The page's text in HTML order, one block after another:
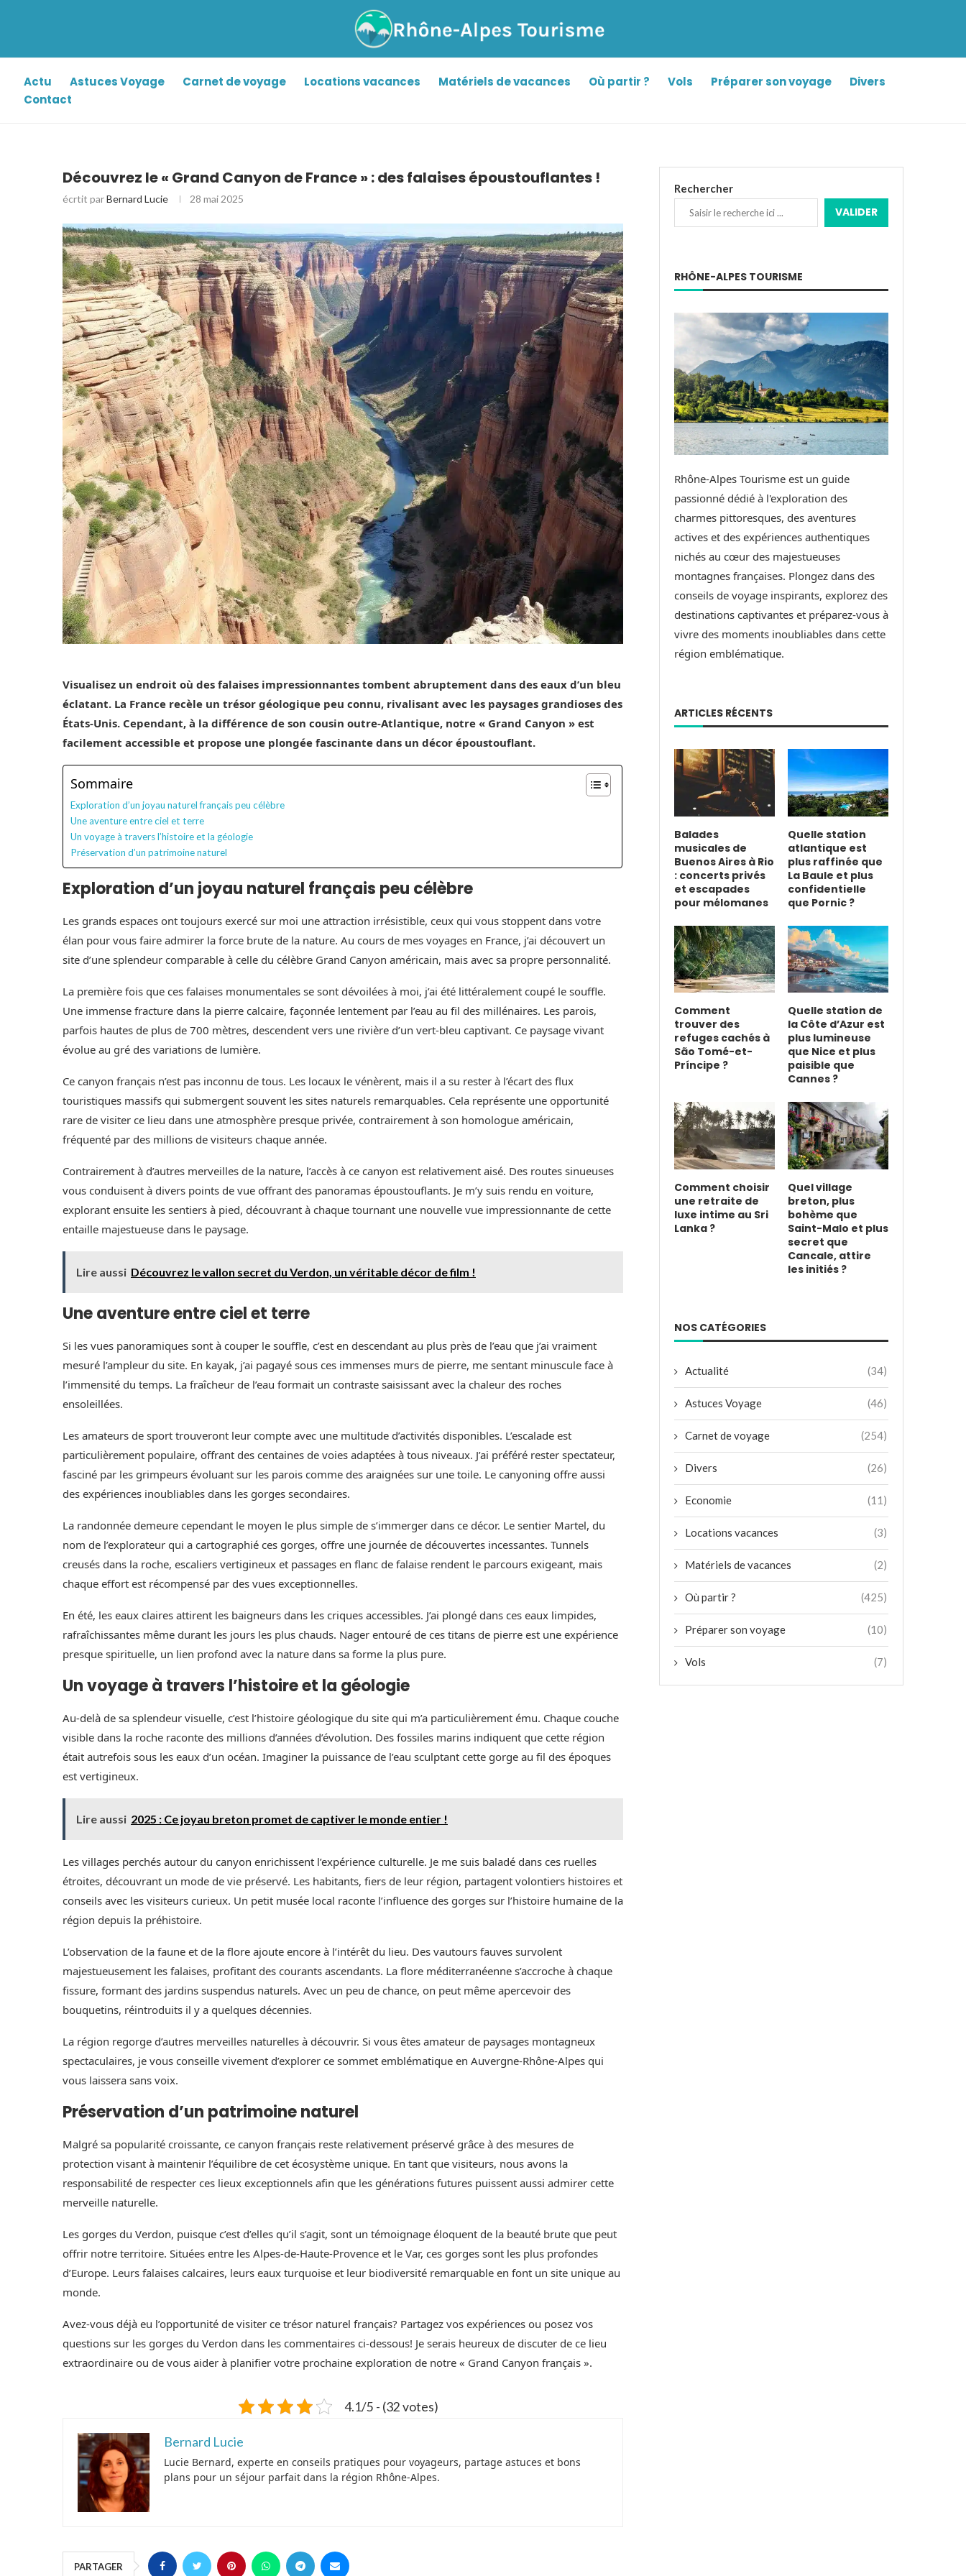
Actu Astuces Voyage Carnet de voyage Locations vacances Matériels de vacances Où partir ? Vols Préparer son voyage
Divers
Contact
Découvrez le « Grand Canyon de France » : des falaises époustouflantes !
écrtit parBernard Lucie 28 mai 2025
Visualisez un endroit où des falaises impressionnantes tombent abruptement dans des eaux d’un bleu
éclatant. La France recèle un trésor géologique peu connu, rivalisant avec les paysages grandioses des
États-Unis. Cependant, à la différence de son cousin outre-Atlantique, notre « Grand Canyon » est
facilement accessible et propose une plongée fascinante dans un décor époustouflant.
Sommaire
Exploration d’un joyau naturel français peu célèbre
Une aventure entre ciel et terre
Un voyage à travers l’histoire et la géologie
Préservation d’un patrimoine naturel
Exploration d’un joyau naturel français peu célèbre
Les grands espaces ont toujours exercé sur moi une attraction irrésistible, ceux qui vous stoppent dans votre
élan pour vous faire admirer la force brute de la nature. Au cours de mes voyages en France, j’ai découvert un
site d’une splendeur comparable à celle du célèbre Grand Canyon américain, mais avec sa propre personnalité.
La première fois que ces falaises monumentales se sont dévoilées à moi, j’ai été littéralement coupé le souffle.
Une immense fracture dans la pierre calcaire, façonnée lentement par l’eau au fil des millénaires. Les parois,
parfois hautes de plus de 700 mètres, descendent vers une rivière d’un vert-bleu captivant. Ce paysage vivant
évolue au gré des variations de lumière.
Ce canyon français n’est pas inconnu de tous. Les locaux le vénèrent, mais il a su rester à l’écart des flux
touristiques massifs qui submergent souvent les sites naturels remarquables. Cela représente une opportunité
rare de visiter ce lieu dans une atmosphère presque privée, contrairement à son homologue américain,
fréquenté par des millions de visiteurs chaque année.
Contrairement à d’autres merveilles de la nature, l’accès à ce canyon est relativement aisé. Des routes sinueuses
vous conduisent à divers points de vue offrant des panoramas époustouflants. Je m’y suis rendu en voiture,
explorant ensuite les sentiers à pied, découvrant à chaque tournant une nouvelle vue impressionnante de cette
entaille majestueuse dans le paysage.
Lire aussi Découvrez le vallon secret du Verdon, un véritable décor de film !
Une aventure entre ciel et terre
Si les vues panoramiques sont à couper le souffle, c’est en descendant au plus près de l’eau que j’ai vraiment
mesuré l’ampleur du site. En kayak, j’ai pagayé sous ces immenses murs de pierre, me sentant minuscule face à
l’immensité du temps. La fraîcheur de l’eau formait un contraste saisissant avec la chaleur des roches
ensoleillées.
Les amateurs de sport trouveront leur compte avec une multitude d’activités disponibles. L’escalade est
particulièrement populaire, offrant des centaines de voies adaptées à tous niveaux. J’ai préféré rester spectateur,
fasciné par les grimpeurs évoluant sur les parois comme des araignées sur une toile. Le canyoning offre aussi
des expériences inoubliables dans les gorges secondaires.
La randonnée demeure cependant le moyen le plus simple de s’immerger dans ce décor. Le sentier Martel, du
nom de l’explorateur qui a cartographié ces gorges, offre une journée de découvertes incessantes. Tunnels
creusés dans la roche, escaliers vertigineux et passages en flanc de falaise rendent le parcours exigeant, mais
chaque effort est récompensé par des vues exceptionnelles.
En été, les eaux claires attirent les baigneurs dans les criques accessibles. J’ai plongé dans ces eaux limpides,
rafraîchissantes même durant les jours les plus chauds. Nager entouré de ces titans de pierre est une expérience
presque spirituelle, un lien profond avec la nature dans sa forme la plus pure.
Un voyage à travers l’histoire et la géologie
Au-delà de sa splendeur visuelle, c’est l’histoire géologique du site qui m’a particulièrement ému. Chaque couche
visible dans la roche raconte des millions d’années d’évolution. Des fossiles marins indiquent que cette région
était autrefois sous les eaux d’un océan. Imaginer la puissance de l’eau sculptant cette gorge au fil des époques
est vertigineux.
Lire aussi 2025 : Ce joyau breton promet de captiver le monde entier !
Les villages perchés autour du canyon enrichissent l’expérience culturelle. Je me suis baladé dans ces ruelles
étroites, découvrant un mode de vie préservé. Les habitants, fiers de leur région, partagent volontiers histoires et
conseils avec les visiteurs curieux. Un petit musée local raconte l’influence des gorges sur l’histoire humaine de la
région depuis la préhistoire.
L’observation de la faune et de la flore ajoute encore à l’intérêt du lieu. Des vautours fauves survolent
majestueusement les falaises, profitant des courants ascendants. La flore méditerranéenne s’accroche à chaque
fissure, formant des jardins suspendus naturels. Avec un peu de chance, on peut même apercevoir des
bouquetins, réintroduits il y a quelques décennies.
La région regorge d’autres merveilles naturelles à découvrir. Si vous êtes amateur de paysages montagneux
spectaculaires, je vous conseille vivement d’explorer ce sommet emblématique en Auvergne-Rhône-Alpes qui
vous laissera sans voix.
Préservation d’un patrimoine naturel
Malgré sa popularité croissante, ce canyon français reste relativement préservé grâce à des mesures de
protection visant à maintenir l’équilibre de cet écosystème unique. En tant que visiteurs, nous avons la
responsabilité de respecter ces lieux exceptionnels afin que les générations futures puissent aussi admirer cette
merveille naturelle.
Les gorges du Verdon, puisque c’est d’elles qu’il s’agit, sont un témoignage éloquent de la beauté brute que peut
offrir notre territoire. Situées entre les Alpes-de-Haute-Provence et le Var, ces gorges sont les plus profondes
d’Europe. Leurs falaises calcaires, leurs eaux turquoise et leur biodiversité remarquable en font un site unique au
monde.
Avez-vous déjà eu l’opportunité de visiter ce trésor naturel français? Partagez vos expériences ou posez vos
questions sur les gorges du Verdon dans les commentaires ci-dessous! Je serais heureux de discuter de ce lieu
extraordinaire ou de vous aider à planifier votre prochaine exploration de notre « Grand Canyon français ».
4.1/5 - (32 votes)
Bernard Lucie
Lucie Bernard, experte en conseils pratiques pour voyageurs, partage astuces et bons
plans pour un séjour parfait dans la région Rhône-Alpes.
PARTAGER
Rechercher
VALIDER
RHÔNE-ALPES TOURISME
Rhône-Alpes Tourisme est un guide
passionné dédié à l'exploration des
charmes pittoresques, des aventures
actives et des expériences authentiques
nichés au cœur des majestueuses
montagnes françaises. Plongez dans des
conseils de voyage inspirants, explorez des
destinations captivantes et préparez-vous à
vivre des moments inoubliables dans cette
région emblématique.
ARTICLES RÉCENTS
Balades
musicales de
Buenos Aires à Rio
: concerts privés
et escapades
pour mélomanes
Quelle station
atlantique est
plus raffinée que
La Baule et plus
confidentielle
que Pornic ?
Comment
trouver des
refuges cachés à
São Tomé-et-
Príncipe ?
Quelle station de
la Côte d’Azur est
plus lumineuse
que Nice et plus
paisible que
Cannes ?
Comment choisir
une retraite de
luxe intime au Sri
Lanka ?
Quel village
breton, plus
bohème que
Saint-Malo et plus
secret que
Cancale, attire
les initiés ?
NOS CATÉGORIES
Actualité (34)
Astuces Voyage (46)
Carnet de voyage (254)
Divers (26)
Economie (11)
Locations vacances (3)
Matériels de vacances (2)
Où partir ? (425)
Préparer son voyage (10)
Vols (7)